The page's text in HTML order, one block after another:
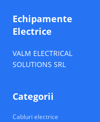
Echipamente
Electrice
VALM ELECTRICAL
SOLUTIONS SRL
Categorii
Cabluri electrice